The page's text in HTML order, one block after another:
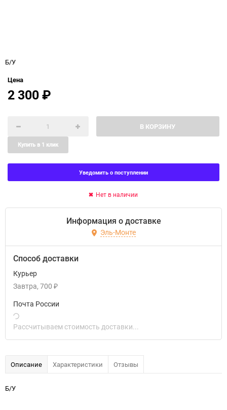
Б/У
Цена
2 300₽
В КОРЗИНУ
Купить в 1 клик
Уведомить о поступлении
Нет в наличии
Информация о доставке
Эль-Монте
Способ доставки
Курьер
Завтра 700 ₽
Почта России
Рассчитываем стоимость доставки...
Описание Характеристики Отзывы
Б/У